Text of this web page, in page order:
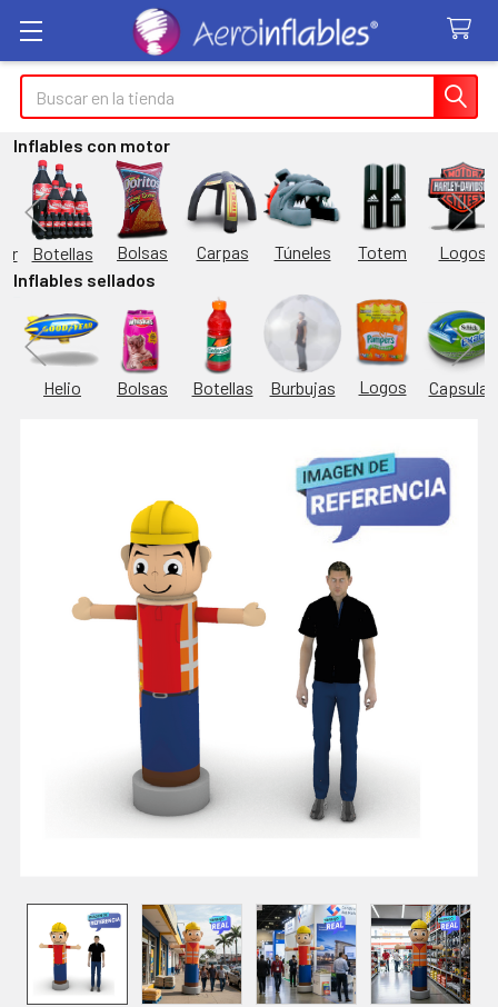
Buscar
Inflables con motor
Botellas Bolsas Carpas Túneles Totem
Logos
Inflables sellados
Helio Bolsas Botellas Burbujas Logos Capsulas